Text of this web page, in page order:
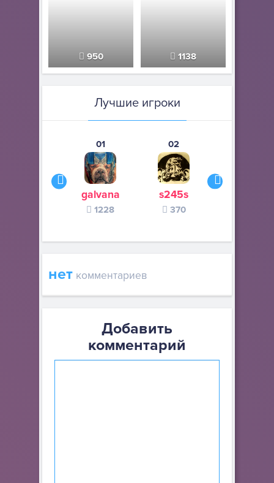
950 1138
Лучшие игроки
01
galvana
1228
02
s245s
370
нет комментариев
Добавить
комментарий